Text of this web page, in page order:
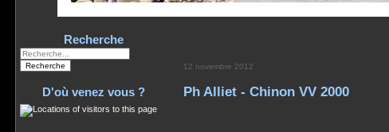
Recherche
D'où venez vous ?
12 novembre 2012
Ph Alliet - Chinon VV 2000